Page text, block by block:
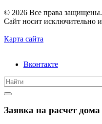
© 2026 Все права защищены.
Сайт носит исключительно
Карта сайта
Вконтакте
Заявка на расчет дома